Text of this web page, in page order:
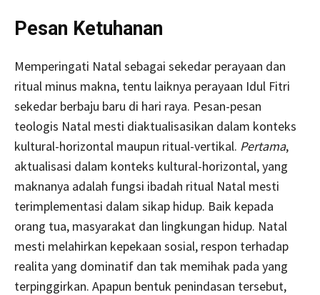
Pesan Ketuhanan
Memperingati Natal sebagai sekedar perayaan dan
ritual minus makna, tentu laiknya perayaan Idul Fitri
sekedar berbaju baru di hari raya. Pesan-pesan
teologis Natal mesti diaktualisasikan dalam konteks
kultural-horizontal maupun ritual-vertikal. Pertama,
aktualisasi dalam konteks kultural-horizontal, yang
maknanya adalah fungsi ibadah ritual Natal mesti
terimplementasi dalam sikap hidup. Baik kepada
orang tua, masyarakat dan lingkungan hidup. Natal
mesti melahirkan kepekaan sosial, respon terhadap
realita yang dominatif dan tak memihak pada yang
terpinggirkan. Apapun bentuk penindasan tersebut,